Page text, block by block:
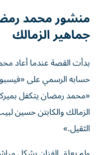
منشور محمد
جماهير الزمالك
بدأت القصة عندما أعاد
حسابه الرسمي على
«محمد رمضان يتكفل
الزمالك والكابتن حسين
الثقيل.»